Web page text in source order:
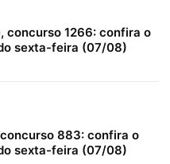
concurso 1266: confira o
sexta-feira (07/08)
883: confira o
sexta-feira (07/08)